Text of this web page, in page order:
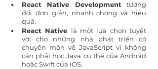
React Native Development tương
đối đơn giản, nhanh chóng và hiệu
quả.
React Native là một lựa chọn tuyệt
vời cho những nhà phát triển có
chuyên môn về JavaScript vì không
cần phải học Java cụ thể của Android
hoặc Swift của iOS.